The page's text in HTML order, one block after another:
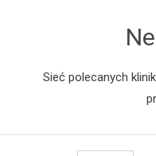
Sieć polecanych